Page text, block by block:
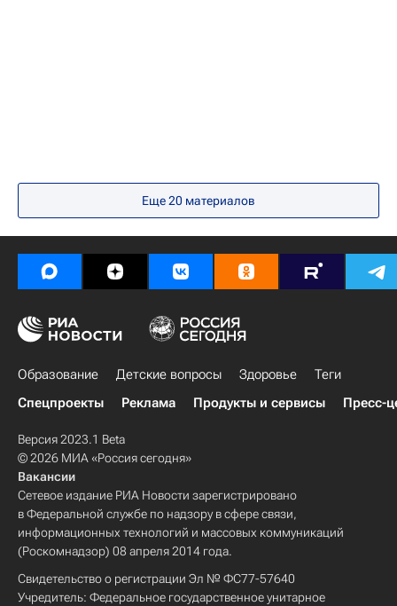
Еще 20 материалов
Образование Детские вопросы Здоровье
Теги
Спецпроекты
Реклама Продукты и сервисы Пресс-
Версия 2023.1 Beta
© 2026 МИА «Россия сегодня»
Вакансии
Сетевое издание РИА Новости зарегистрировано
в Федеральной службе по надзору в сфере связи,
информационных технологий и массовых коммуникаций
(Роскомнадзор) 08 апреля 2014 года.
Свидетельство о регистрации Эл № ФС77-57640
Учредитель: Федеральное государственное унитарное